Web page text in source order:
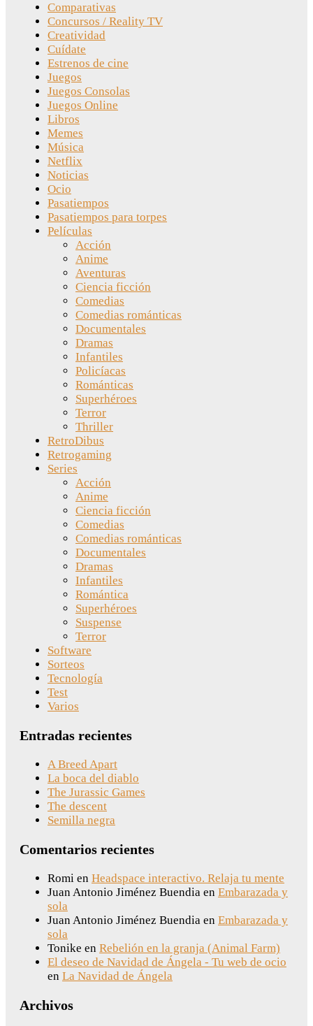
Comparativas
Concursos / Reality TV
Creatividad
Cuídate
Estrenos de cine
Juegos
Juegos Consolas
Juegos Online
Libros
Memes
Música
Netflix
Noticias
Ocio
Pasatiempos
Pasatiempos para torpes
Películas
Acción
Anime
Aventuras
Ciencia ficción
Comedias
Comedias románticas
Documentales
Dramas
Infantiles
Policíacas
Románticas
Superhéroes
Terror
Thriller
RetroDibus
Retrogaming
Series
Acción
Anime
Ciencia ficción
Comedias
Comedias románticas
Documentales
Dramas
Infantiles
Romántica
Superhéroes
Suspense
Terror
Software
Sorteos
Tecnología
Test
Varios
Entradas recientes
A Breed Apart
La boca del diablo
The Jurassic Games
The descent
Semilla negra
Comentarios recientes
Romi en Headspace interactivo. Relaja tu mente
Juan Antonio Jiménez Buendia en Embarazada y
sola
Juan Antonio Jiménez Buendia en Embarazada y
sola
Tonike en Rebelión en la granja (Animal Farm)
El deseo de Navidad de Ángela - Tu web de ocio
en La Navidad de Ángela
Archivos